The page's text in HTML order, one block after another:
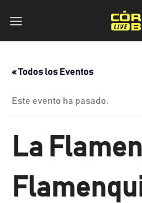
« Todos los Eventos
Este evento ha pasado.
La